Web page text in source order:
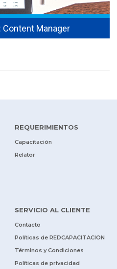
Content Manager
REQUERIMIENTOS
Capacitación
Relator
SERVICIO AL CLIENTE
Contacto
Políticas de REDCAPACITACION
Términos y Condiciones
Políticas de privacidad